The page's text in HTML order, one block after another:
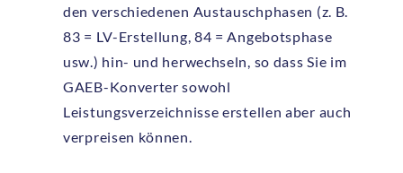
den verschiedenen Austauschphasen (z. B.
83 = LV-Erstellung, 84 = Angebotsphase
usw.) hin- und herwechseln, so dass Sie im
GAEB-Konverter sowohl
Leistungsverzeichnisse erstellen aber auch
verpreisen können.